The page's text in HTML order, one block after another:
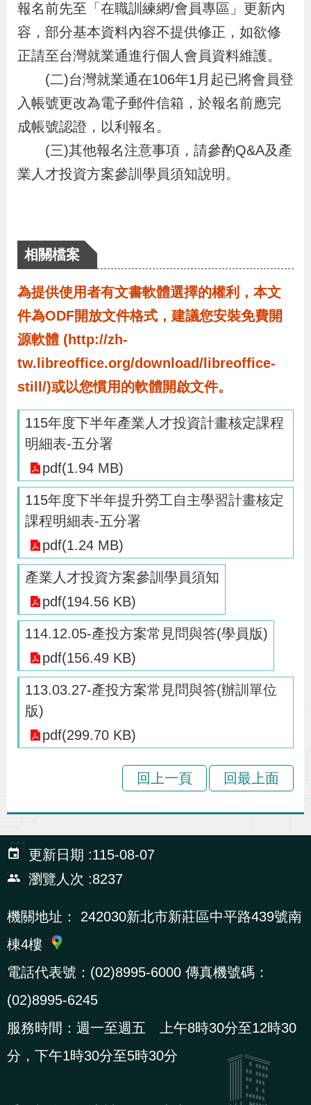
相
關
連
導
信
客
資
g
s
頁
S
隱
私
權
訊
安
政
策
府
網
資
開
放
宣
貪
瀆
交
位
置
報名前先至「在職訓練網/會員專區」更新內
容，部分基本資料內容不提供修正，如欲修
正請至台灣就業通進行個人會員資料維護。
(二)台灣就業通在106年1月起已將會員登
入帳號更改為電子郵件信箱，於報名前應完
成帳號認證，以利報名。
(三)其他報名注意事項，請參酌Q&A及產
業人才投資方案參訓學員須知說明。
相關檔案
為提供使用者有文書軟體選擇的權利，本文
件為ODF開放文件格式，建議您安裝免費開
源軟體 (http://zh-
tw.libreoffice.org/download/libreoffice-
still/)或以您慣用的軟體開啟文件。
115年度下半年產業人才投資計畫核定課程
明細表-五分署
pdf(1.94 MB)
115年度下半年提升勞工自主學習計畫核定
課程明細表-五分署
pdf(1.24 MB)
產業人才投資方案參訓學員須知
pdf(194.56 KB)
114.12.05-產投方案常見問與答(學員版)
pdf(156.49 KB)
113.03.27-產投方案常見問與答(辦訓單位
版)
pdf(299.70 KB)
回上一頁 回最上面
:::
更新日期
115-08-07
瀏覽人次
8237
機關地址：
242030新北市新莊區中平路439號南
棟4樓
電話代表號：(02)8995-6000 傳真機號碼：
(02)8995-6245
服務時間：週一至週五 上午8時30分至12時30
分，下午1時30分至5時30分